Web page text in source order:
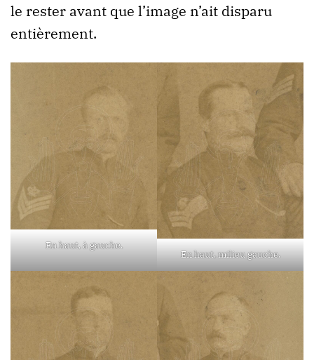
le rester avant que l’image n’ait disparu
entièrement.
En haut, à gauche.
En haut, milieu gauche.